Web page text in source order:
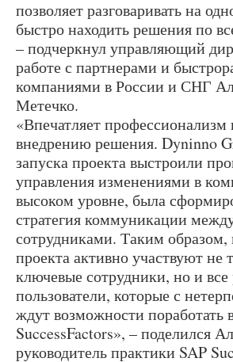
позволяет разговаривать на
быстро находить решения по
– подчеркнул управляющий
работе с партнерами и
компаниями в России и СНГ
Метечко.
«Впечатляет профессионализм
внедрению решения. Dyninno
запуска проекта выстроили
управления изменениями в
высоком уровне, была
стратегия коммуникации
сотрудниками. Таким образом,
проекта активно участвуют не
ключевые сотрудники, но и все
пользователи, которые с
ждут возможности поработать
SuccessFactors», – поделился
руководитель практики SAP